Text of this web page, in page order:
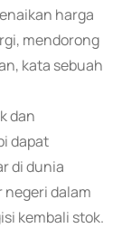
harga
mendorong
kata sebuah
dan
dapat
di dunia
dalam
kembali stok.